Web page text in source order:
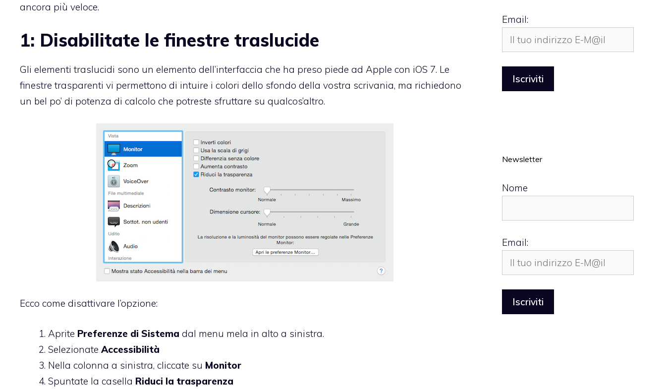
ancora più veloce.
1: Disabilitate le finestre traslucide
Gli elementi traslucidi sono un elemento dell’interfaccia che ha preso piede ad Apple con iOS 7. Le
finestre trasparenti vi permettono di intuire i colori dello sfondo della vostra scrivania, ma richiedono
un bel po’ di potenza di calcolo che potreste sfruttare su qualcos’altro.
Ecco come disattivare l’opzione:
Aprite Preferenze di Sistema dal menu mela in alto a sinistra.
Selezionate Accessibilità
Nella colonna a sinistra, cliccate su Monitor
Spuntate la casella Riduci la trasparenza
Email:
Newsletter
Nome
Email: